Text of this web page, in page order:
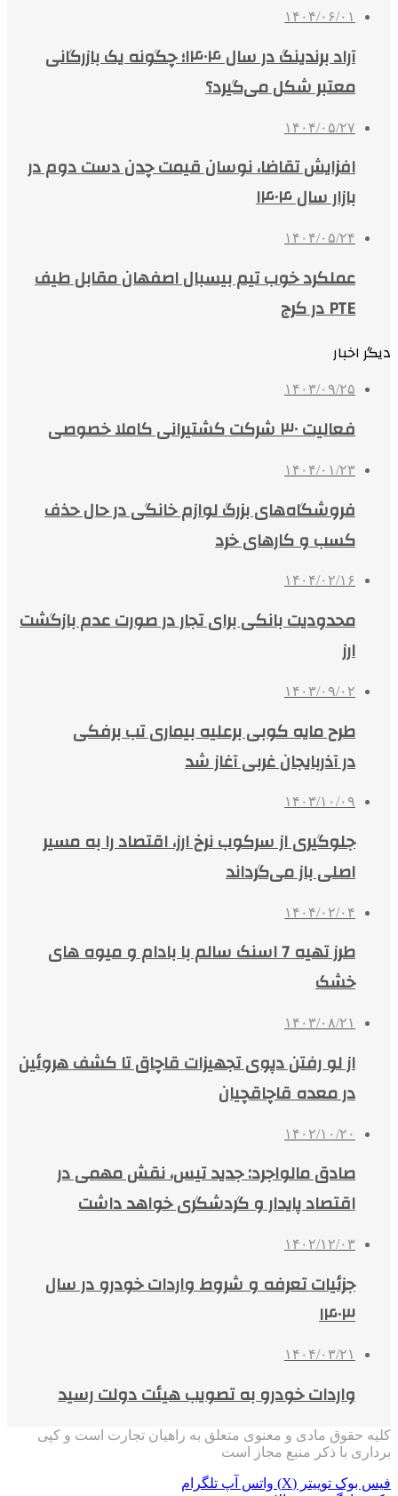
۱۴۰۴/۰۶/۰۱
آراد برندینگ در سال ۱۴۰۴؛ چگونه یک بازرگانی
معتبر شکل می‌گیرد؟
۱۴۰۴/۰۵/۲۷
افزایش تقاضا، نوسان قیمت چدن دست دوم در
بازار سال ۱۴۰۴
۱۴۰۴/۰۵/۲۴
عملکرد خوب تیم بیسبال اصفهان مقابل طیف
PTE در کرج
دیگر اخبار
۱۴۰۳/۰۹/۲۵
فعالیت ۳۰ شرکت کشتیرانی کاملا خصوصی
۱۴۰۴/۰۱/۲۳
فروشگاه‌های بزرگ لوازم خانگی در حال حذف
کسب و کارهای خرد
۱۴۰۴/۰۲/۱۶
محدودیت بانکی برای تجار در صورت عدم بازگشت
ارز
۱۴۰۳/۰۹/۰۲
طرح مایه کوبی برعلیه بیماری تب برفکی
در آذربایجان غربی آغاز شد
۱۴۰۳/۱۰/۰۹
جلوگیری از سرکوب نرخ ارز، اقتصاد را به مسیر
اصلی باز می‌گرداند
۱۴۰۴/۰۲/۰۴
طرز تهیه 7 اسنک سالم با بادام و میوه های
خشک
۱۴۰۳/۰۸/۲۱
از لو رفتن دپوی تجهیزات قاچاق تا کشف هروئین
در معده قاچاقچیان
۱۴۰۲/۱۰/۲۰
صادق مالواجرد: جدید تیس، نقش مهمی در
اقتصاد پایدار و گردشگری خواهد داشت
۱۴۰۲/۱۲/۰۳
جزئیات تعرفه و شروط واردات خودرو در سال
۱۴۰۳
۱۴۰۴/۰۳/۲۱
واردات خودرو به تصویب هیئت دولت رسید
کلیه حقوق مادی و معنوی متعلق به راهیان تجارت است و کپی
برداری با ذکر منبع مجاز است
فیس بوک توییتر (X) واتس آپ تلگرام